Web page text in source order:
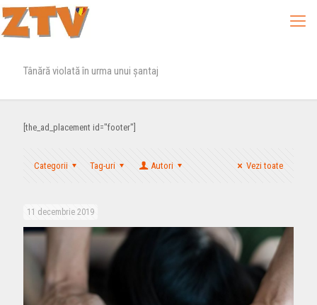
Tânără violată în urma unui şantaj
[the_ad_placement id="footer"]
Categorii Tag-uri Autori Vezi toate
11 decembrie 2019